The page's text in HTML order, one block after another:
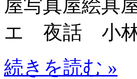
屋写真屋絵具
エ 夜話 小
続きを読む »